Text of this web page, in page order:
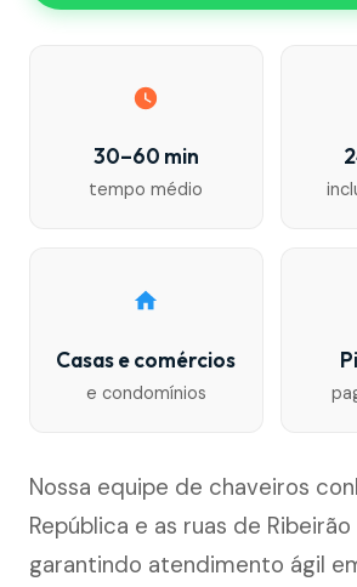
30–60 min
tempo médio
Casas e comércios
e condomínios
Nossa equipe de chaveiros
República e as ruas de
garantindo atendimento ágil